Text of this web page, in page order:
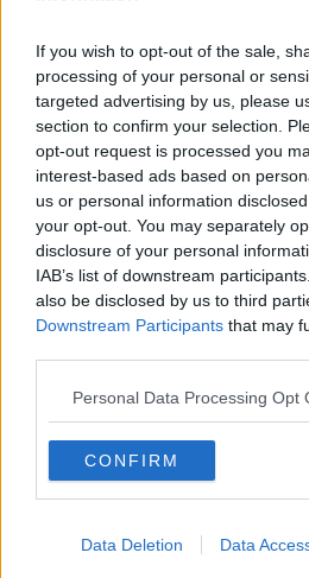
If you wish to opt-out of the sale,
processing of your personal or
targeted advertising by us, please
section to confirm your selection.
opt-out request is processed you
interest-based ads based on
us or personal information
your opt-out. You may separately
disclosure of your personal
IAB’s list of downstream
also be disclosed by us to third
Downstream Participants that may
Personal Data Processing Opt
CONFIRM
Data Deletion Data
​Buone Vacan(si)e!
​Il lato positivo delle cose
​Storie antiche di tempi moderni
​Quello che alle mamme non dicono
Adultescenza
Homo imbecillis
​4 anni di Blog
Quando il silenzio è aggressivo
​Il passato, questo conosciuto!
​Clima ballerino e sbalzi d’umore
La maternità
​L’uomo o l’orso?
Non hanno un amico a teatro​
​Tutta una questione di rispetto
​Vespa che passione!
​Lasciate ai vostri figli il diritto di
​Parole d’amore regalate al vento
​Essere genitori di un adolescente
​Saper pazientare
​Venerdì emozionalmente sostenibile